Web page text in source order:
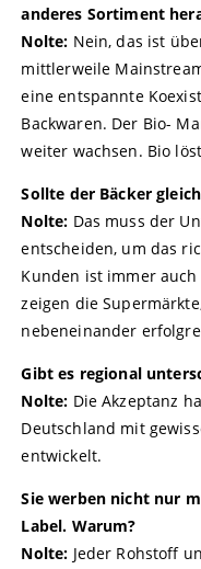
anderes Sortiment
Nolte: Nein, das ist
mittlerweile
eine entspannte
Backwaren. Der Bio-
weiter wachsen. Bio
Sollte der Bäcker
Nolte: Das muss der
entscheiden, um das
Kunden ist immer
zeigen die
nebeneinander
Gibt es regional
Nolte: Die Akzeptanz
Deutschland mit
entwickelt.
Sie werben nicht nur
Label. Warum?
Nolte: Jeder Rohstoff